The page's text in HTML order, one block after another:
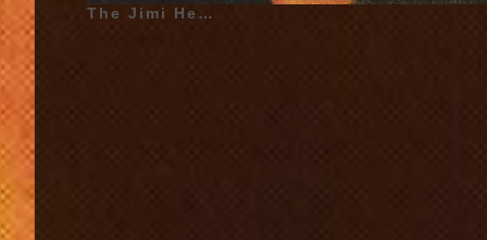
The Jimi Hendrix Experience - Electric Ladyland - 1968 | Jimi Hendrix (Aussi connu sous le nom de James Marshall Hendrix) (Nom de Naissance Johnny Allen Hendrix) - 27 Novembre 1942 - Seattle, Washington, USA, États-Unis d'Amérique - (Chant, Guitares, Piano, Percussions, Kazoo, Clavecin Electrique, Guitare Basse sur «Have You Ever Been (To Electric Ladyland)», «Long Hot Summer Night», «Gypsy Eyes», «1983... (A Merman I Should Turn to Be)», «House Burning Down», «All Along the Watchtower», Comb et Tissue Paper sur «Crosstown Traffic»), Noel Redding (Guitare Basse sur «Crosstown Traffic», «Little Miss Strange», «Come On», «Burning of the Midnight Lamp», «Voodoo Child (Slight Return)», Guitare Acoustique et Chant sur «Little Miss Strange», Chœurs, Guitare Acoustique), Mitch Mitchell (Batterie, Chœurs, Percussion toutes les chansons sauf «Rainy Day, Dream Away», «Still Raining, Still Dreaming», Chant sur «Little Miss Strange») | Artistes Additionnels (Electric Ladyland - 1968) : Freddie Smith (Saxophone Ténor sur «Rainy Day, Dream Away», «Still Raining, Still Dreaming»), Steve Winwood (Orgue Hammond sur «Voodoo Chile»), Mike Finnigan (Orgue sur «Rainy Day, Dream Away», «Still Raining, Still Dreaming»), Al Kooper (Piano sur «Long Hot Summer Night»), Dave Mason (Guitare Acoustique, Guitare à Douze Cordes, Chœurs sur «All Along The Watchtower», Guitare à Douze Cordes, Chœurs sur «Crosstown Traffic»), Jack Casady (Guitare Basse sur «Voodoo Chile»), Buddy Miles (Batterie sur «Rainy Day, Dream Away», «Still Raining, Still Dreaming»), Larry Faucette (Congas sur «Rainy Day, Dream Away», «Still Raining, Still Dreaming»), Chris Wood (Flûte sur «1983... (A Merman I Should Turn to Be)»), Brian Jones (Percussion sur «All Along the Watchtower»), The Sweet Inspirations (Chœurs sur «Burning of the Midnight Lamp») | Pochette d'Album